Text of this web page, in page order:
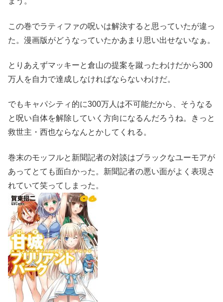
この巻でラティファの呪いは解決すると思っていたが違っ
た。漫画版がどうなっていたかあまり思い出せないなぁ。
とりあえずマッキーと倉山の提案を蹴ったわけだから300
万人を自力で達成しなければならないわけだ。
でもキャパシティ的に300万人は不可能だから、そうなる
と呪い自体を解除していく方向になるんだろうね。きっと
救世主・西也ならなんとかしてくれる。
巻末のモッフルと新聞記者の対談はブラックなユーモアが
あってとても面白かった。新聞記者の悪い面がよく表現さ
れていて笑ってしまった。